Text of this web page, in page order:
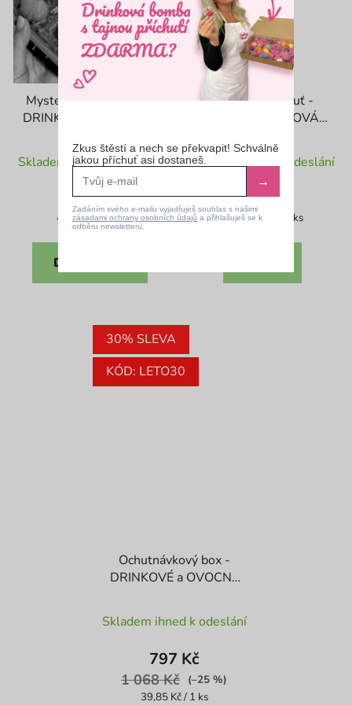
Mystery box - Třpytivé
DRINKOVÉ BOMBY + 1
Průměrné
hodnocení
produktu
je
4,4
5
Skladem ihned k odeslání
467 Kč
Měrná
cena:
46,70 Kč / 1 ks
DO KOŠÍKU
Jahodová příchuť -
Třpytivá DRINKOVÁ
Průměrné
hodnocení
produktu
je
5
Skladem ihned k odeslání
od58 Kč
Měrná
od 40,35 Kč / 1 ks
30% SLEVA
KÓD: LETO30
Ochutnávkový box -
DRINKOVÉ a OVOCNÉ
hodnocení
produktu
je
4,3
Skladem ihned k odeslání
797 Kč
1 068 Kč
(–25 %)
Měrná
39,85 Kč / 1 ks
Zkus štěstí a nech se překvapit! Schválně
jakou příchuť asi dostaneš.
→
Zadáním svého e-mailu vyjadřuješ souhlas s našimi
zásadami ochrany osobních údajů a přihlašuješ se k
odběru newsletteru.